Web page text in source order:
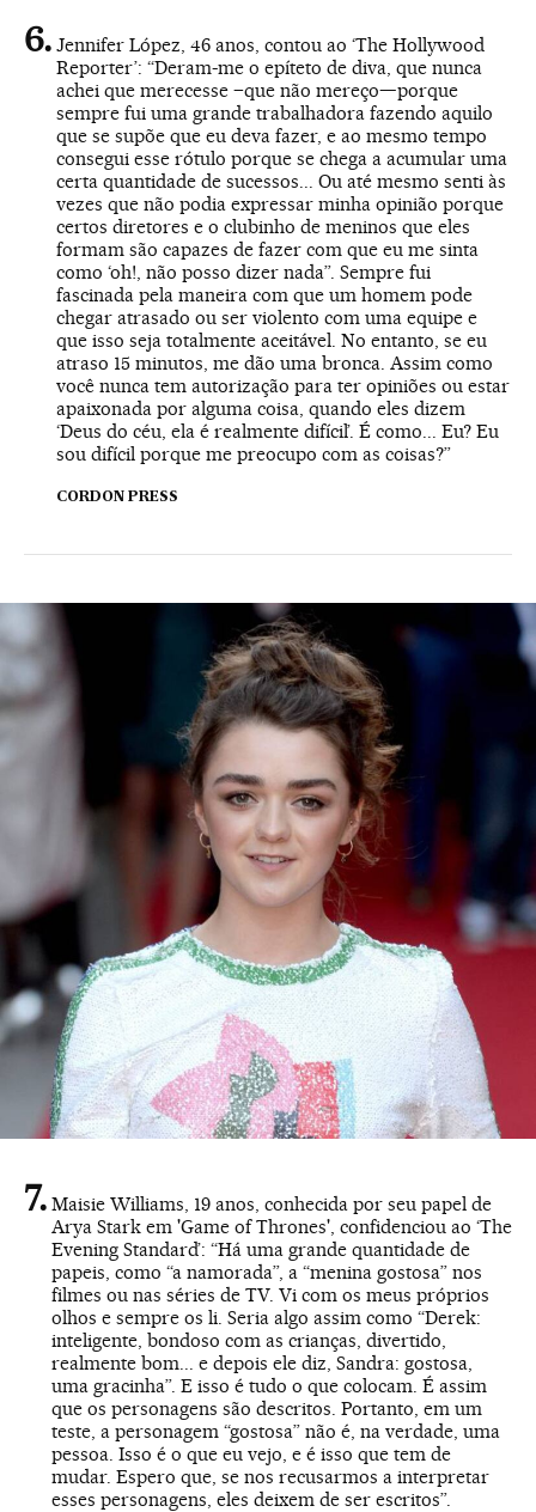
Jennifer López, 46 anos, contou ao ‘The Hollywood
Reporter’: “Deram-me o epíteto de diva, que nunca
achei que merecesse –que não mereço—porque
sempre fui uma grande trabalhadora fazendo aquilo
que se supõe que eu deva fazer, e ao mesmo tempo
consegui esse rótulo porque se chega a acumular uma
certa quantidade de sucessos... Ou até mesmo senti às
vezes que não podia expressar minha opinião porque
certos diretores e o clubinho de meninos que eles
formam são capazes de fazer com que eu me sinta
como ‘oh!, não posso dizer nada”. Sempre fui
fascinada pela maneira com que um homem pode
chegar atrasado ou ser violento com uma equipe e
que isso seja totalmente aceitável. No entanto, se eu
atraso 15 minutos, me dão uma bronca. Assim como
você nunca tem autorização para ter opiniões ou estar
apaixonada por alguma coisa, quando eles dizem
‘Deus do céu, ela é realmente difícil’. É como... Eu? Eu
sou difícil porque me preocupo com as coisas?”
CORDON PRESS
Maisie Williams, 19 anos, conhecida por seu papel de
Arya Stark em 'Game of Thrones', confidenciou ao ‘The
Evening Standard’: “Há uma grande quantidade de
papeis, como “a namorada”, a “menina gostosa” nos
filmes ou nas séries de TV. Vi com os meus próprios
olhos e sempre os li. Seria algo assim como “Derek:
inteligente, bondoso com as crianças, divertido,
realmente bom... e depois ele diz, Sandra: gostosa,
uma gracinha”. E isso é tudo o que colocam. É assim
que os personagens são descritos. Portanto, em um
teste, a personagem “gostosa” não é, na verdade, uma
pessoa. Isso é o que eu vejo, e é isso que tem de
mudar. Espero que, se nos recusarmos a interpretar
esses personagens, eles deixem de ser escritos”.